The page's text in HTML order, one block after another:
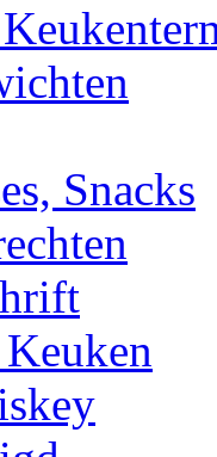
Snacks